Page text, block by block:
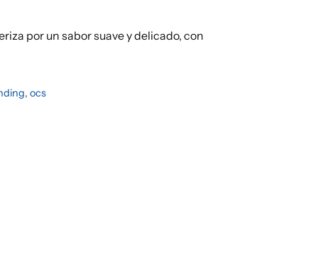
por un sabor suave y delicado, con
, ocs